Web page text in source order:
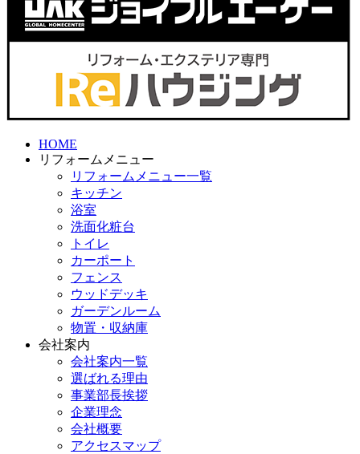
HOME
リフォームメニュー
リフォームメニュー一覧
キッチン
浴室
洗面化粧台
トイレ
カーポート
フェンス
ウッドデッキ
ガーデンルーム
物置・収納庫
会社案内
会社案内一覧
選ばれる理由
事業部長挨拶
企業理念
会社概要
アクセスマップ